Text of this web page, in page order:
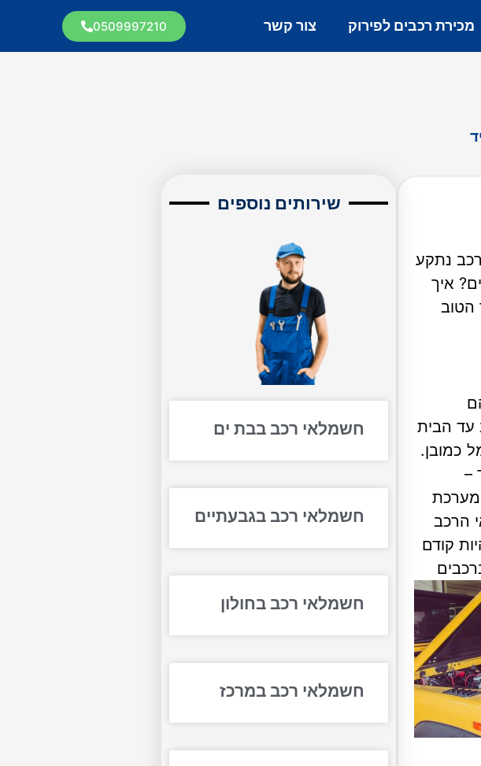
מכירת רכבים לפירוק צור קשר 0509997210
נתקע
איך
הטוב
עד הבית
כמובן.
–
הרכב
קודם
שירותים נוספים
חשמלאי רכב בבת ים
חשמלאי רכב בגבעתיים
חשמלאי רכב בחולון
חשמלאי רכב במרכז